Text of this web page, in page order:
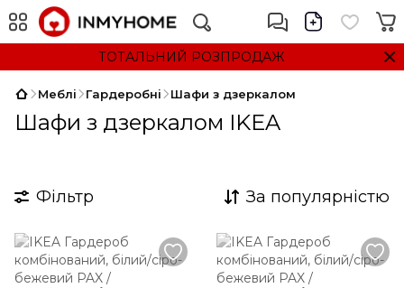
ТОТАЛЬНИЙ РОЗПРОДАЖ
Меблі Гардеробні Шафи з дзеркалом
Шафи з дзеркалом IKEA
Фільтр За популярністю